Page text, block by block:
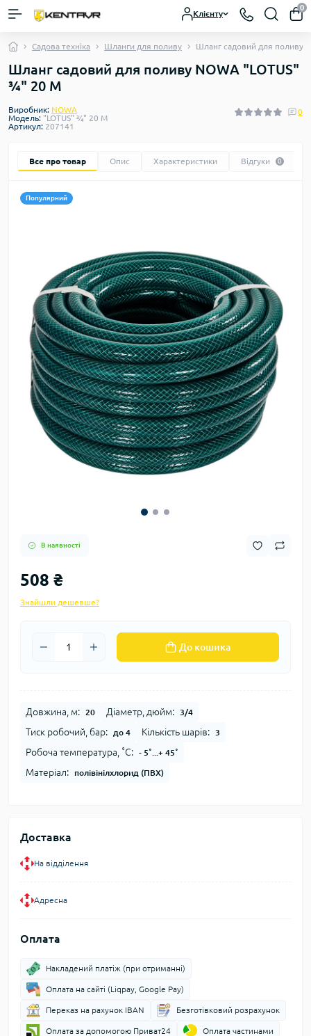
Клієнту
0
Садова техніка Шланги для поливу Шланг садовий для поливу
Шланг садовий для поливу NOWA "LOTUS"
¾" 20 М
Виробник: NOWA
Модель: "LOTUS" ¾" 20 М
Артикул: 207141
0
Все про товар Опис Характеристики Відгуки 0
Популярний
В наявності
508 ₴
Знайшли дешевше?
До кошика
Довжина, м: 20 Діаметр, дюйм: 3/4
Тиск робочий, бар: до 4 Кількість шарів: 3
Робоча температура, ˚С: - 5˚...+ 45˚
Матеріал: полівінілхлорид (ПВХ)
Доставка
На відділення
Адресна
Оплата
Накладений платіж (при отриманні)
Оплата на сайті (Liqpay, Google Pay)
Переказ на рахунок IBAN Безготівковий розрахунок
Оплата за допомогою Приват24 Оплата частинами